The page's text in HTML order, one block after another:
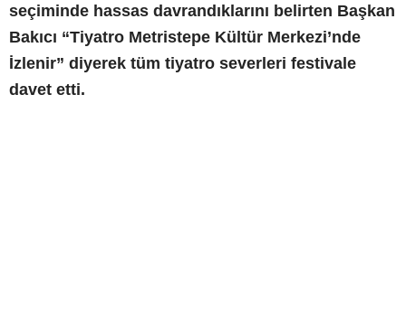
seçiminde hassas davrandıklarını belirten Başkan
Bakıcı “Tiyatro Metristepe Kültür Merkezi’nde
İzlenir” diyerek tüm tiyatro severleri festivale
davet etti.